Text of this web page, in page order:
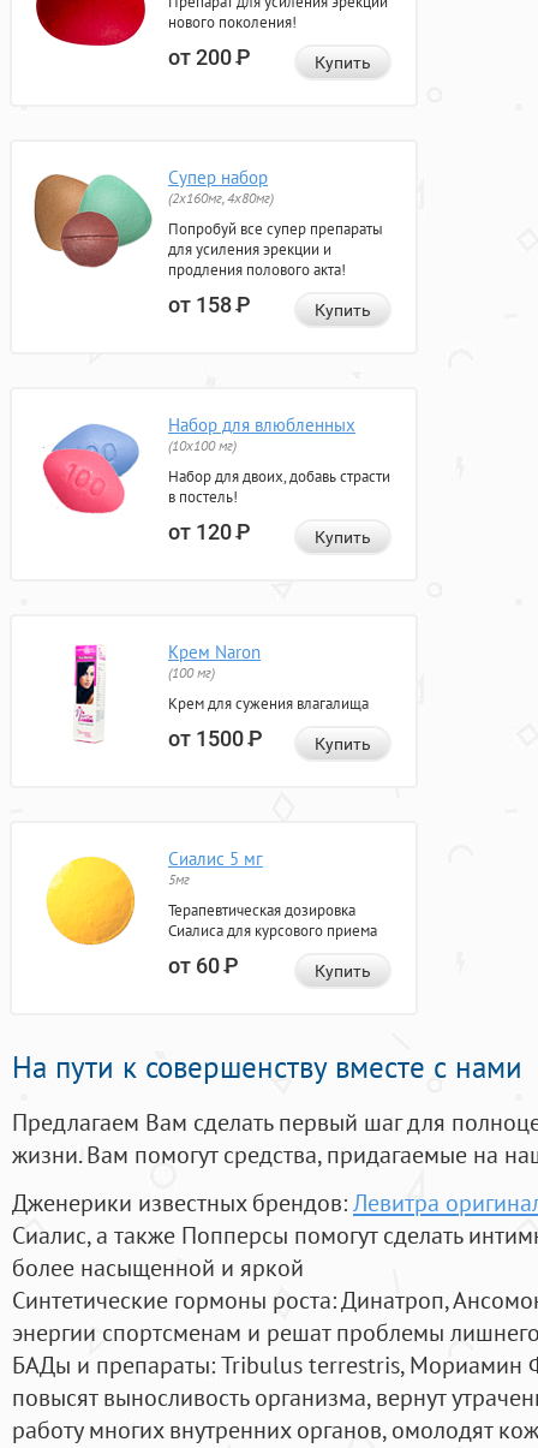
нового поколения!
от 200Р Купить
Супер набор
(2х160мг, 4х80мг)
Попробуй все супер препараты
для усиления эрекции и
продления полового акта!
от 158Р Купить
Набор для влюбленных
(10х100 мг)
Набор для двоих, добавь страсти
в постель!
от 120Р Купить
Крем Naron
(100 мг)
Крем для сужения влагалища
от 1500Р Купить
Сиалис 5 мг
5мг
Терапевтическая дозировка
Сиалиса для курсового приема
от 60Р Купить
На пути к совершенству вместе с нами
Предлагаем Вам сделать первый шаг для
жизни. Вам помогут средства, придагаемые на
Дженерики известных брендов:Левитра
Сиалис, а также Попперсы помогут сделать
более насыщенной и яркой
Синтетические гормоны роста: Динатроп,
энергии спортсменам и решат проблемы
БАДы и препараты:Tribulus terrestris, Мориамин
повысят выносливость организма, вернут
работу многих внутренних органов, омолодят